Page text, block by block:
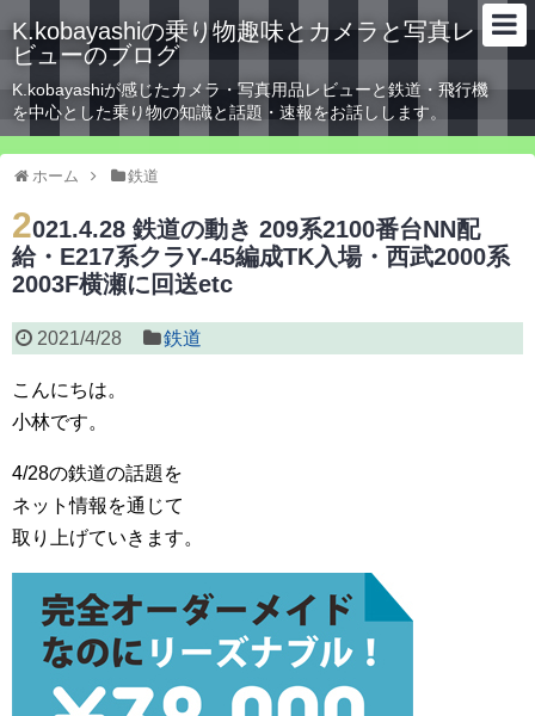
K.kobayashiの乗り物趣味とカメラと写真レ
ビューのブログ
K.kobayashiが感じたカメラ・写真用品レビューと鉄道・飛行機
を中心とした乗り物の知識と話題・速報をお話しします。
ホーム 鉄道
2021.4.28 鉄道の動き 209系2100番台NN配
給・E217系クラY-45編成TK入場・西武2000系
2003F横瀬に回送etc
2021/4/28 鉄道
こんにちは。
小林です。
4/28の鉄道の話題を
ネット情報を通じて
取り上げていきます。